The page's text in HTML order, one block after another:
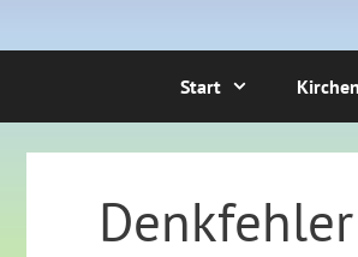
Start
Denkfehler